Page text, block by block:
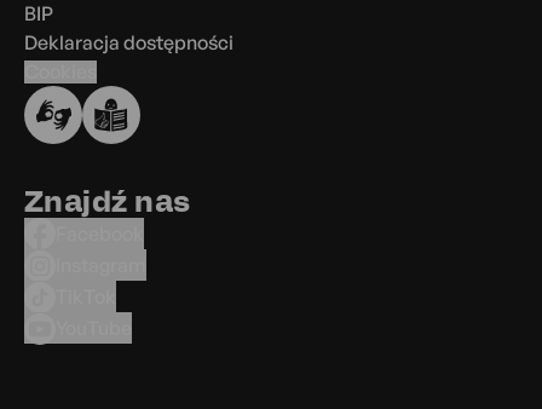
BIP
Deklaracja dostępności
Znajdź nas